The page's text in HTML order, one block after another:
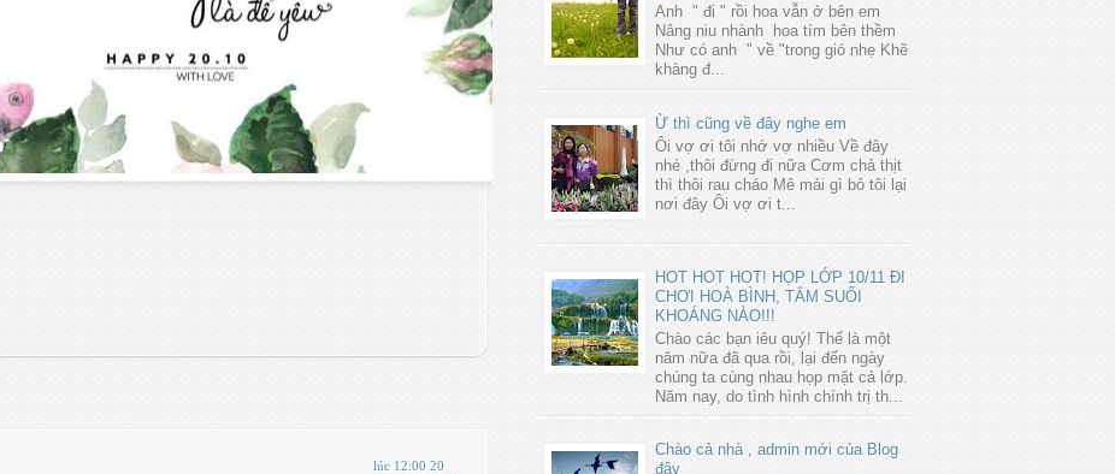
lúc 12:00 20
Anh " đi " rồi hoa vẫn ở bên em
Nâng niu nhành hoa tím bên thềm
Như có anh " về "trong gió nhẹ Khẽ
khàng đ...
Ừ thì cũng về đây nghe em
Ôi vợ ơi tôi nhớ vợ nhiều Về đây
nhé ,thôi đừng đi nữa Cơm chả thịt
thì thôi rau cháo Mê mải gì bỏ tôi lại
nơi đây Ôi vợ ơi t...
HOT HOT HOT! HỌP LỚP 10/11 ĐI
CHƠI HOÀ BÌNH, TẮM SUỐI
KHOÁNG NÀO!!!
Chào các bạn iêu quý! Thế là một
năm nữa đã qua rồi, lại đến ngày
chúng ta cùng nhau họp mặt cả lớp.
Năm nay, do tình hình chính trị th...
Chào cả nhà , admin mới của Blog
đây